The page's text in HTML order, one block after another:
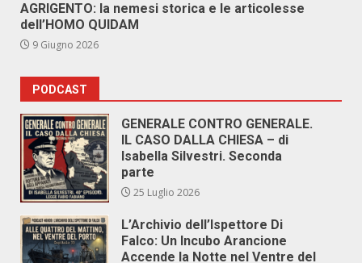
AGRIGENTO: la nemesi storica e le articolesse
dell’HOMO QUIDAM
9 Giugno 2026
PODCAST
GENERALE CONTRO GENERALE.
IL CASO DALLA CHIESA – di
Isabella Silvestri. Seconda
parte
25 Luglio 2026
L’Archivio dell’Ispettore Di
Falco: Un Incubo Arancione
Accende la Notte nel Ventre del